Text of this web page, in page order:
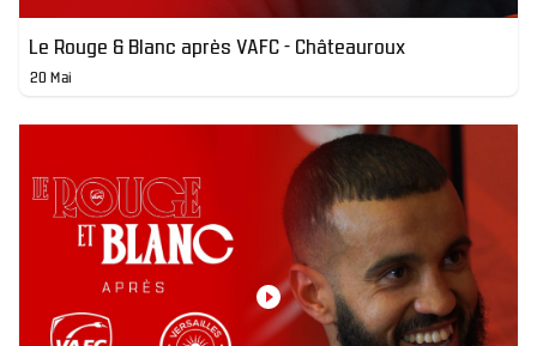
Le Rouge & Blanc après VAFC - Châteauroux
20 Mai